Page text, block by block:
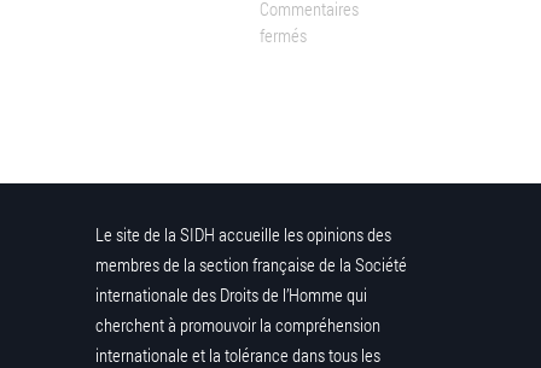
Commentaires
fermés
Le site de la SIDH accueille les opinions des
membres de la section française de la Société
internationale des Droits de l’Homme qui
cherchent à promouvoir la compréhension
internationale et la tolérance dans tous les